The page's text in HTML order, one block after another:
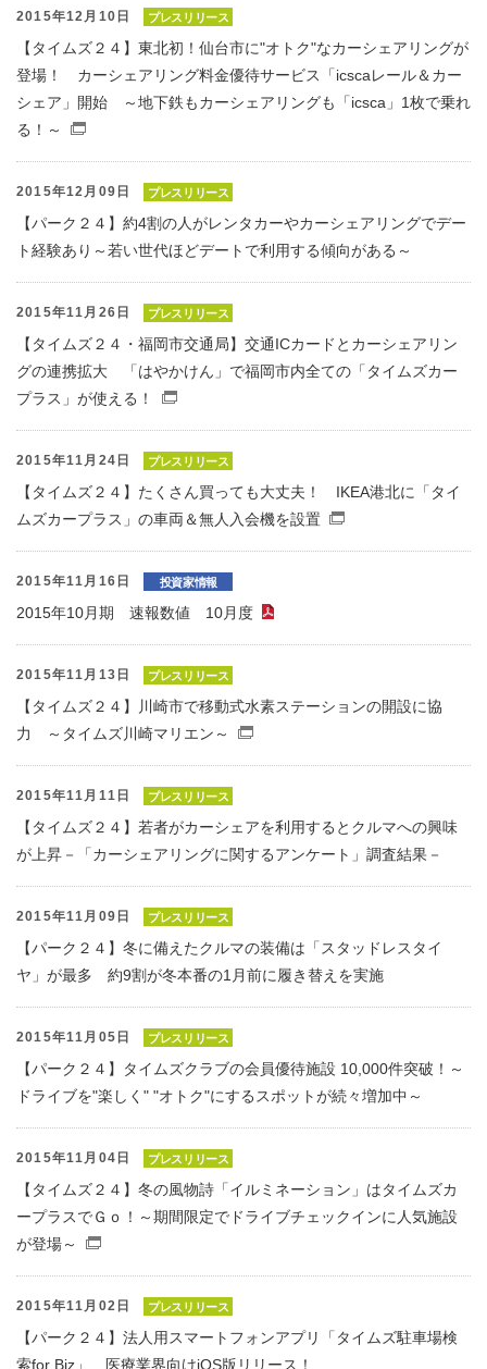
2015年12月10日 プレスリリース
【タイムズ２４】東北初！仙台市に"オトク"なカーシェアリングが
登場！ カーシェアリング料金優待サービス「icscaレール＆カー
シェア」開始 ～地下鉄もカーシェアリングも「icsca」1枚で乗れ
る！～
2015年12月09日 プレスリリース
【パーク２４】約4割の人がレンタカーやカーシェアリングでデー
ト経験あり～若い世代ほどデートで利用する傾向がある～
2015年11月26日 プレスリリース
【タイムズ２４・福岡市交通局】交通ICカードとカーシェアリン
グの連携拡大 「はやかけん」で福岡市内全ての「タイムズカー
プラス」が使える！
2015年11月24日 プレスリリース
【タイムズ２４】たくさん買っても大丈夫！ IKEA港北に「タイ
ムズカープラス」の車両＆無人入会機を設置
2015年11月16日 投資家情報
2015年10月期 速報数値 10月度
2015年11月13日 プレスリリース
【タイムズ２４】川崎市で移動式水素ステーションの開設に協
力 ～タイムズ川崎マリエン～
2015年11月11日 プレスリリース
【タイムズ２４】若者がカーシェアを利用するとクルマへの興味
が上昇－「カーシェアリングに関するアンケート」調査結果－
2015年11月09日 プレスリリース
【パーク２４】冬に備えたクルマの装備は「スタッドレスタイ
ヤ」が最多 約9割が冬本番の1月前に履き替えを実施
2015年11月05日 プレスリリース
【パーク２４】タイムズクラブの会員優待施設 10,000件突破！～
ドライブを"楽しく" "オトク"にするスポットが続々増加中～
2015年11月04日 プレスリリース
【タイムズ２４】冬の風物詩「イルミネーション」はタイムズカ
ープラスでＧｏ！～期間限定でドライブチェックインに人気施設
が登場～
2015年11月02日 プレスリリース
【パーク２４】法人用スマートフォンアプリ「タイムズ駐車場検
索for Biz」 医療業界向けiOS版リリース！